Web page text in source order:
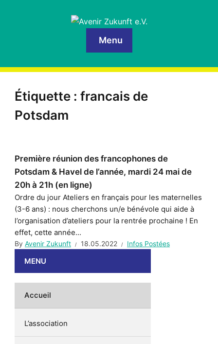
Menu
Étiquette : francais de
Potsdam
Première réunion des francophones de
Potsdam & Havel de l’année, mardi 24 mai de
20h à 21h (en ligne)
Ordre du jour Ateliers en français pour les maternelles
(3-6 ans) : nous cherchons un/e bénévole qui aide à
l’organisation d’ateliers pour la rentrée prochaine ! En
effet, cette année...
By Avenir Zukunft 18.05.2022 Infos Postées
MENU
Accueil
L’association